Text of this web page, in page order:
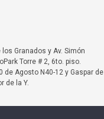
los Granados y Av. Simón
Torre # 2, 6to. piso.
de Agosto N40-12 y Gaspar de
de la Y.